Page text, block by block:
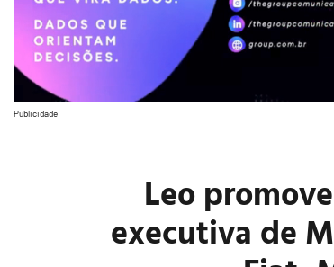
Publicidade
Leo
executiva de